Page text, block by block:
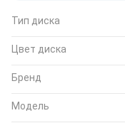
Тип диска
Цвет диска
Бренд
Модель